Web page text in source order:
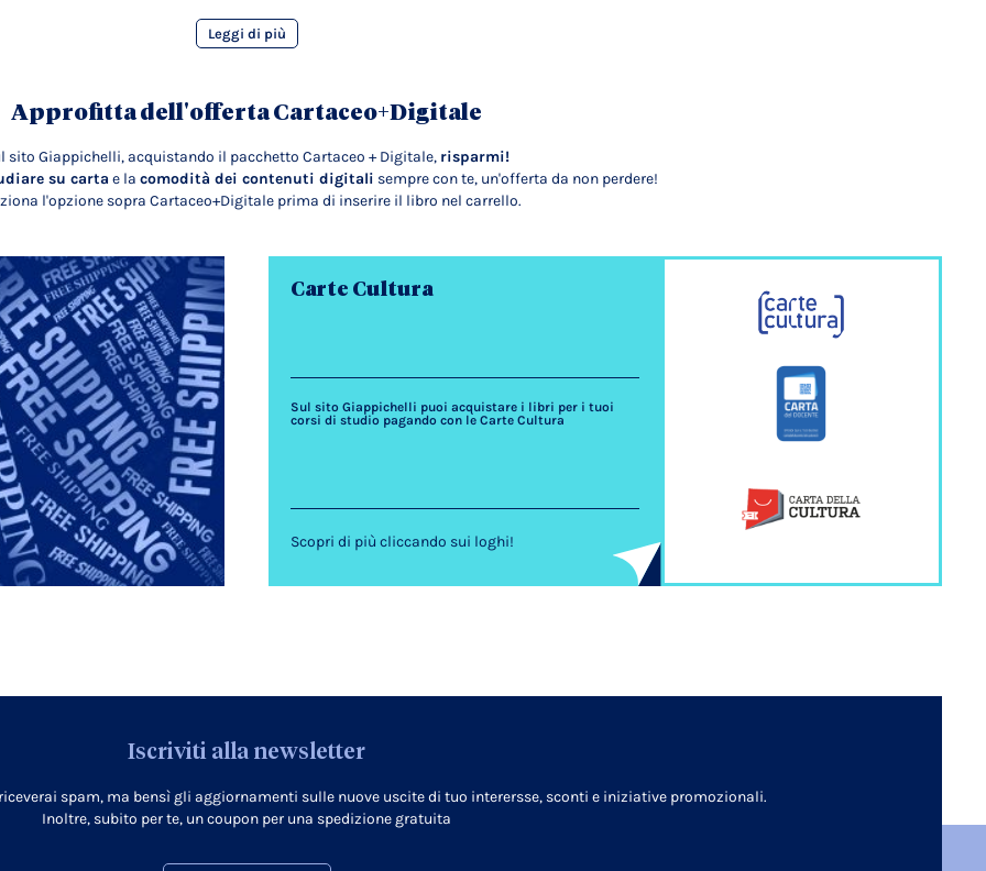
Leggi di più
Approfitta dell'offerta Cartaceo+Digitale
sito Giappichelli, acquistando il pacchetto Cartaceo + Digitale, risparmi!
su carta e la comodità dei contenuti digitali sempre con te, un'offerta da non perdere!
l'opzione sopra Cartaceo+Digitale prima di inserire il libro nel carrello.
Carte Cultura
Sul sito Giappichelli puoi acquistare i libri per i tuoi
corsi di studio pagando con le Carte Cultura
Scopri di più cliccando sui loghi!
Iscriviti alla newsletter
spam, ma bensì gli aggiornamenti sulle nuove uscite di tuo interersse, sconti e iniziative promozionali.
Inoltre, subito per te, un coupon per una spedizione gratuita